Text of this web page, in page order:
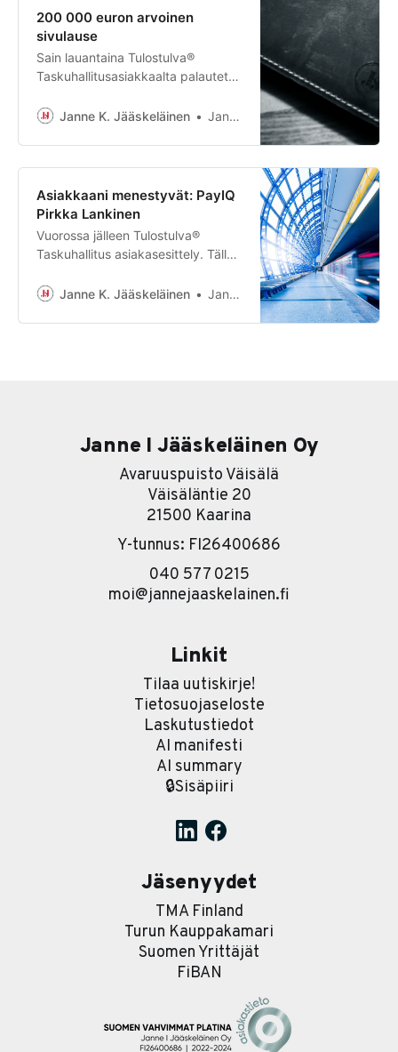
molemmat yrittäjät päättivät siirtyä
yksinyrittäjiksi. Ketäs te olette ja
200 000 euron arvoinen
sivulause
Sain lauantaina Tulostulva®
Taskuhallitusasiakkaalta palautetta
tuossa alla.👇 Tulostulva®
kyseisen asiakkaan kanssa
yksinkertaisena kehityshankkeena.
Ensin hahmoteltiin liiketoiminnan
sudenkuoppia, sitten hiottiin
Janne K. Jääskeläinen Janne K. Jääskeläinen
Asiakkaani menestyvät: PayIQ
Pirkka Lankinen
Vuorossa jälleen Tulostulva®
Taskuhallitus asiakasesittely. Tällä
PayIQ Oy:n toimitusjohtaja Pirkka
korkean teknologian yritys, joka
Janne K. Jääskeläinen Janne K. Jääskeläinen
Janne I Jääskeläinen Oy
Avaruuspuisto Väisälä
Väisäläntie 20
21500 Kaarina
Y-tunnus: FI26400686
040 577 0215
moi@jannejaaskelainen.fi
Linkit
Tilaa uutiskirje!
Tietosuojaseloste
Laskutustiedot
AI manifesti
AI summary
🔒Sisäpiiri
Jäsenyydet
TMA Finland
Turun Kauppakamari
Suomen Yrittäjät
FiBAN